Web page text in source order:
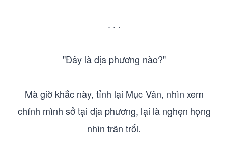
. . .
"Đây là địa phương nào?"
Mà giờ khắc này, tỉnh lại Mục Vân, nhìn xem
chính mình sở tại địa phương, lại là nghẹn họng
nhìn trân trối.